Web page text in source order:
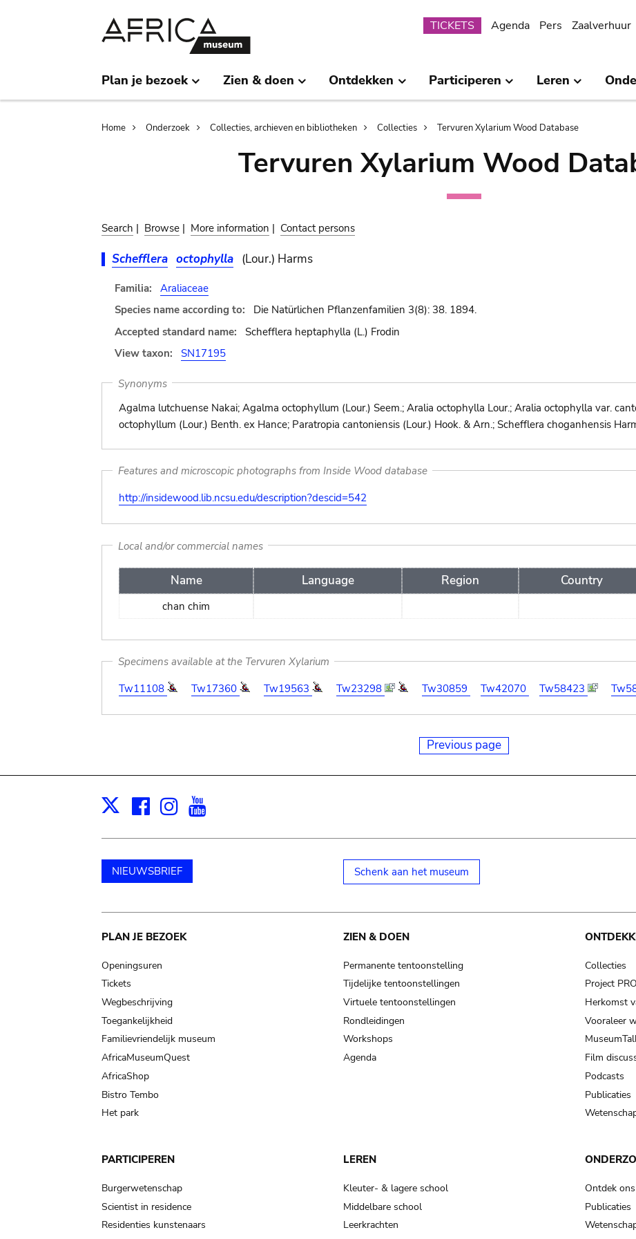
Submenu
TICKETS Agenda Pers Zaalverhuur
Plan je bezoek Zien & doen Ontdekken Participeren Leren
Breadcrumb
Home Onderzoek Collecties, archieven en bibliotheken Collecties Tervuren Xylarium Wood Database
Tervuren Xylarium Wood
Search | Browse | More information | Contact persons
Schefflera octophylla (Lour.) Harms
Familia:
Araliaceae
Species name according to:
Die Natürlichen Pflanzenfamilien 3(8): 38. 1894.
Accepted standard name:
Schefflera heptaphylla (L.) Frodin
View taxon:
SN17195
Synonyms
Agalma lutchuense Nakai; Agalma octophyllum (Lour.) Seem.; Aralia octophylla Lour.; Aralia octophylla var.
octophyllum (Lour.) Benth. ex Hance; Paratropia cantoniensis (Lour.) Hook. & Arn.; Schefflera choganhensis
Features and microscopic photographs from Inside Wood database
http://insidewood.lib.ncsu.edu/description?descid=542
Local and/or commercial names
Name Language Region Country
chan chim
Specimens available at the Tervuren Xylarium
Tw11108
Tw17360 Tw19563 Tw23298 Tw30859 Tw42070 Tw58423
Previous page
X Facebook
Instagram
NIEUWSBRIEF Schenk aan het museum
Main
navigation
PLAN JE BEZOEK
Openingsuren
Tickets
Wegbeschrijving
Toegankelijkheid
Familievriendelijk museum
AfricaMuseumQuest
AfricaShop
Bistro Tembo
Het park
ZIEN & DOEN
Permanente tentoonstelling
Tijdelijke tentoonstellingen
Virtuele tentoonstellingen
Rondleidingen
Workshops
Agenda
Collecties
Project
Herkomst
Vooraleer
Film
Podcasts
Publicaties
PARTICIPEREN
Burgerwetenschap
Scientist in residence
Residenties kunstenaars
LEREN
Kleuter- & lagere school
Middelbare school
Leerkrachten
Ontdek
Publicaties